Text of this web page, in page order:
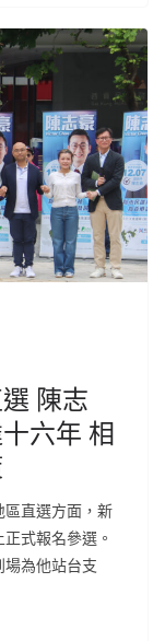
陳志
六年 相
區直選方面，新
式報名參選。
為他站台支